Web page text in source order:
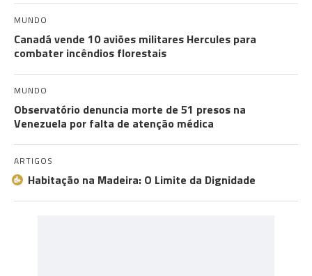
MUNDO
Canadá vende 10 aviões militares Hercules para
combater incêndios florestais
MUNDO
Observatório denuncia morte de 51 presos na
Venezuela por falta de atenção médica
ARTIGOS
Habitação na Madeira: O Limite da Dignidade